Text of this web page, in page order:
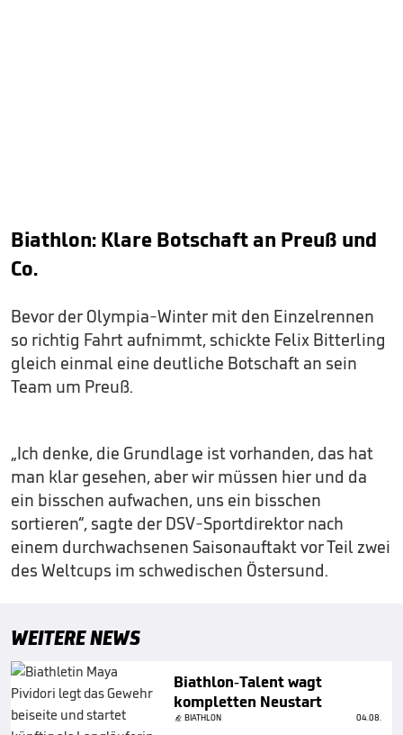
Biathlon: Klare Botschaft an Preuß und
Co.
Bevor der Olympia-Winter mit den Einzelrennen
so richtig Fahrt aufnimmt, schickte Felix Bitterling
gleich einmal eine deutliche Botschaft an sein
Team um Preuß.
„Ich denke, die Grundlage ist vorhanden, das hat
man klar gesehen, aber wir müssen hier und da
ein bisschen aufwachen, uns ein bisschen
sortieren“, sagte der DSV-Sportdirektor nach
einem durchwachsenen Saisonauftakt vor Teil zwei
des Weltcups im schwedischen Östersund.
WEITERE NEWS
Biathlon-Talent wagt
kompletten Neustart
BIATHLON 04.08.